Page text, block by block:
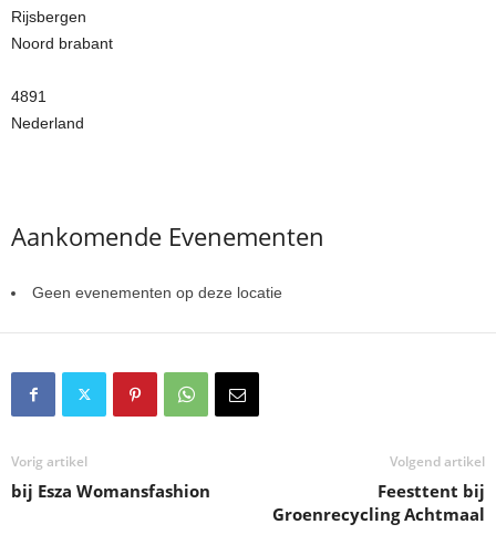
Rijsbergen
Noord brabant
4891
Nederland
Aankomende Evenementen
Geen evenementen op deze locatie
Vorig artikel
bij Esza Womansfashion
Volgend artikel
Feesttent bij
Groenrecycling Achtmaal